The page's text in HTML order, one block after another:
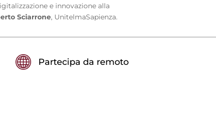
e innovazione alla
Sciarrone, UnitelmaSapienza.
Partecipa da remoto